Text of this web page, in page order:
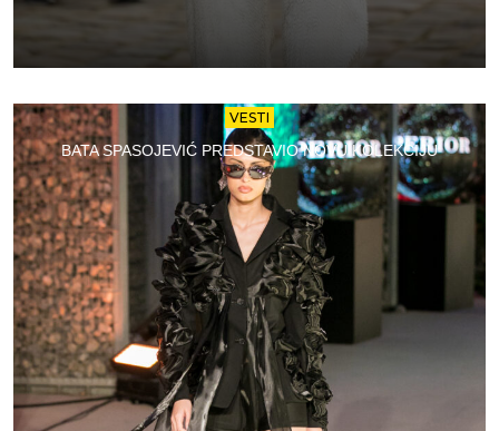
VESTI
BATA SPASOJEVIĆ PREDSTAVIO NOVU KOLEKCIJU